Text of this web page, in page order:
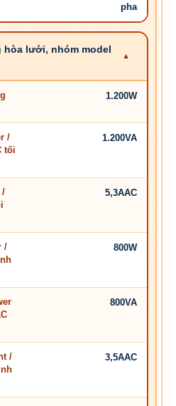
pha
hòa lưới, nhóm model
1.200W
/
tối
1.200VA
/
5,3AAC
/
800W
800VA
/
3,5AAC